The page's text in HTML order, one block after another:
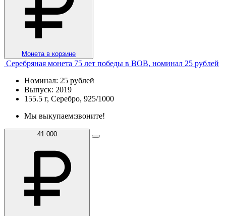
Монета в корзине
Серебряная монета 75 лет победы в ВОВ, номинал 25 рублей
Номинал: 25 рублей
Выпуск: 2019
155.5 г, Серебро, 925/1000
Мы выкупаем:звоните!
41 000